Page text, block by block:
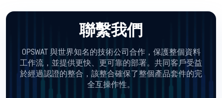
聯繫我們
OPSWAT 與世界知名的技術公司合作，保護整個資料
工作流，並提供更快、更可靠的部署。共同客戶受益
於經過認證的整合，該整合確保了整個產品套件的完
全互操作性。